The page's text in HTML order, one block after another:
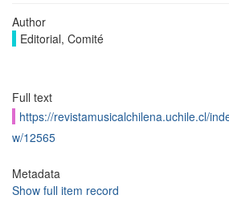
Author
Editorial, Comité
Full text
https://revistamusicalchilena.uchile.cl/
w/12565
Metadata
Show full item record